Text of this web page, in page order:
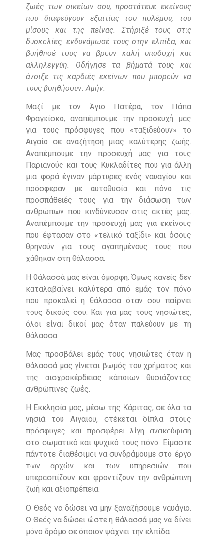
ζωές των οικείων σου, προστάτευε εκείνους
που διαφεύγουν εξαιτίας του πολέμου, του
μίσους και της πείνας. Στήριξέ τους στις
δυσκολίες, ενδυνάμωσέ τους στην ελπίδα, και
βοήθησέ τους να βρουν καλή υποδοχή και
αλληλεγγύη. Οδήγησε τα βήματά τους και
άνοιξε τις καρδιές εκείνων που μπορούν να
τους βοηθήσουν. Αμήν.
Μαζί με τον Άγιο Πατέρα, τον Πάπα
Φραγκίσκο, αναπέμπουμε την προσευχή μας
για τους πρόσφυγες που «ταξιδεύουν» το
Αιγαίο σε αναζήτηση μιας καλύτερης ζωής.
Αναπέμπουμε την προσευχή μας για τους
Παριανούς και τους Κυκλαδίτες που για άλλη
μια φορά έγιναν μάρτυρες ενός ναυαγίου και
πρόσφεραν με αυτοθυσία και πόνο τις
προσπάθειές τους για την διάσωση των
ανθρώπων που κινδύνευσαν στις ακτές μας.
Αναπέμπουμε την προσευχή μας για εκείνους
που έφτασαν στο «τελικό ταξίδι» και όσους
θρηνούν για τους αγαπημένους τους που
χάθηκαν στη θάλασσα.
Η θάλασσά μας είναι όμορφη. Όμως κανείς δεν
καταλαβαίνει καλύτερα από εμάς τον πόνο
που προκαλεί η θάλασσα όταν σου παίρνει
τους δικούς σου. Και για μας τους νησιώτες,
όλοι είναι δικοί μας όταν παλεύουν με τη
θάλασσα.
Μας προσβάλει εμάς τους νησιώτες όταν η
θάλασσά μας γίνεται βωμός του χρήματος και
της αισχροκέρδειας κάποιων θυσιάζοντας
ανθρώπινες ζωές.
Η Εκκλησία μας, μέσω της Κάριτας, σε όλα τα
νησιά του Αιγαίου, στέκεται δίπλα στους
πρόσφυγες και προσφέρει λίγη ανακούφιση
στο σωματικό και ψυχικό τους πόνο. Είμαστε
πάντοτε διαθέσιμοι να συνδράμουμε στο έργο
των αρχών και των υπηρεσιών που
υπερασπίζουν και φροντίζουν την ανθρώπινη
ζωή και αξιοπρέπεια.
Ο Θεός να δώσει να μην ξαναζήσουμε ναυάγιο.
Ο Θεός να δώσει ώστε η θάλασσά μας να δίνει
μόνο δρόμο σε όποιον ψάχνει την ελπίδα.